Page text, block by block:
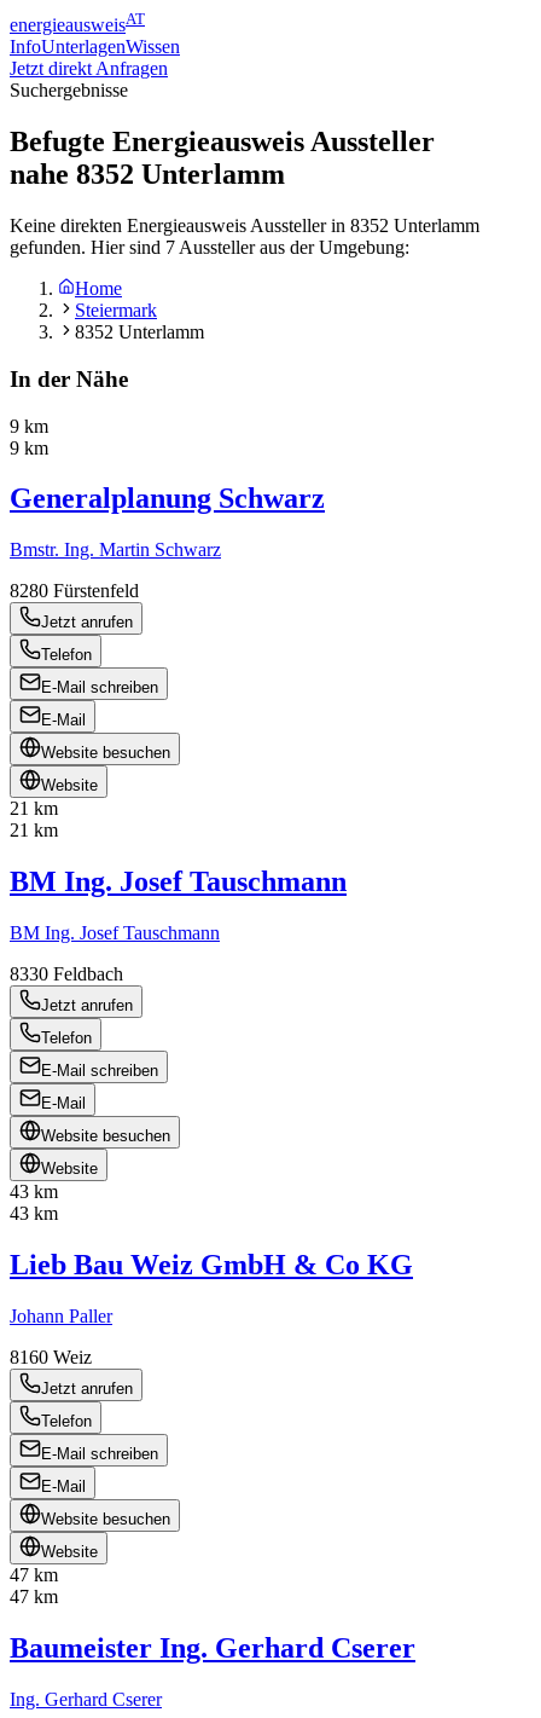
energieausweisAT
InfoUnterlagenWissen
Jetzt direkt Anfragen
Suchergebnisse
Befugte Energieausweis Aussteller
nahe 8352 Unterlamm
Keine direkten Energieausweis Aussteller in 8352 Unterlamm
gefunden. Hier sind 7 Aussteller aus der Umgebung:
Home
Steiermark
8352 Unterlamm
In der Nähe
9 km
9 km
Generalplanung Schwarz
Bmstr. Ing. Martin Schwarz
8280 Fürstenfeld
Jetzt anrufen
Telefon
E-Mail schreiben
E-Mail
Website besuchen
Website
21 km
21 km
BM Ing. Josef Tauschmann
BM Ing. Josef Tauschmann
8330 Feldbach
Jetzt anrufen
Telefon
E-Mail schreiben
E-Mail
Website besuchen
Website
43 km
43 km
Lieb Bau Weiz GmbH & Co KG
Johann Paller
8160 Weiz
Jetzt anrufen
Telefon
E-Mail schreiben
E-Mail
Website besuchen
Website
47 km
47 km
Baumeister Ing. Gerhard Cserer
Ing. Gerhard Cserer